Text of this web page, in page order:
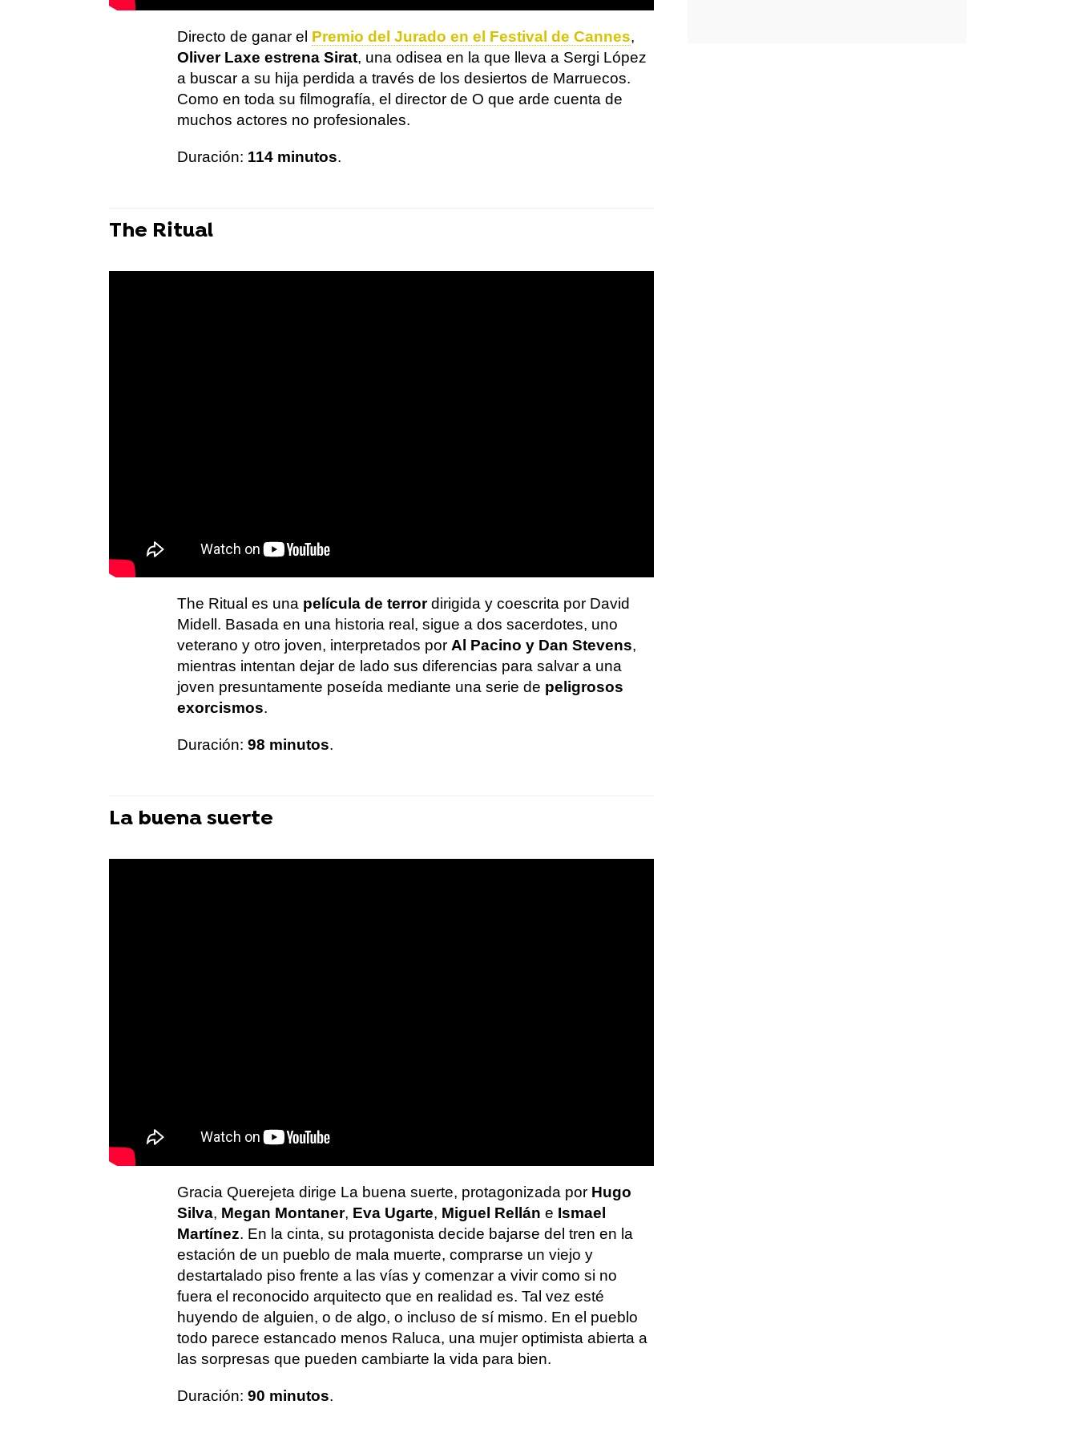
Directo de ganar el Premio del Jurado en el Festival de Cannes,
Oliver Laxe estrena Sirat, una odisea en la que lleva a Sergi López
a buscar a su hija perdida a través de los desiertos de Marruecos.
Como en toda su filmografía, el director de O que arde cuenta de
muchos actores no profesionales.
Duración: 114 minutos.
The Ritual
The Ritual es una película de terrordirigida y coescrita por David
Midell. Basada en una historia real, sigue a dos sacerdotes, uno
veterano y otro joven, interpretados por Al Pacino y Dan Stevens,
mientras intentan dejar de lado sus diferencias para salvar a una
joven presuntamente poseída mediante una serie de peligrosos
exorcismos.
Duración: 98 minutos.
La buena suerte
Gracia Querejeta dirige La buena suerte, protagonizada por Hugo
Silva, Megan Montaner, Eva Ugarte, Miguel Rellán e Ismael
Martínez. En la cinta, su protagonista decide bajarse del tren en la
estación de un pueblo de mala muerte, comprarse un viejo y
destartalado piso frente a las vías y comenzar a vivir como si no
fuera el reconocido arquitecto que en realidad es. Tal vez esté
huyendo de alguien, o de algo, o incluso de sí mismo. En el pueblo
todo parece estancado menos Raluca, una mujer optimista abierta a
las sorpresas que pueden cambiarte la vida para bien.
Duración: 90 minutos.